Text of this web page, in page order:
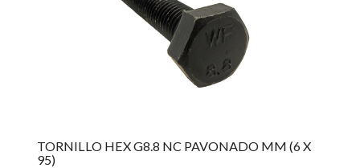
TORNILLO HEX G8.8 NC PAVONADO MM (6 X
95)